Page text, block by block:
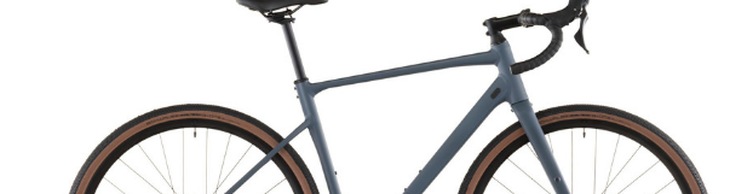
Разбейте
на части
График